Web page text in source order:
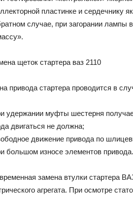
пластинке и сердечнику
случае, при загорании лампы
привода стартера проводится в
удержании муфты шестерня
двигаться не должна;
движение привода по
большом износе элементов привода.
замена втулки стартера
агрегата. При осмотре